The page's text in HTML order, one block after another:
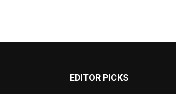
EDITOR PICKS